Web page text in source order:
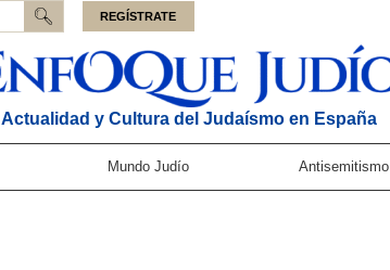
REGÍSTRATE
Actualidad y Cultura del Judaísmo en España
Mundo Judío Antisemitismo